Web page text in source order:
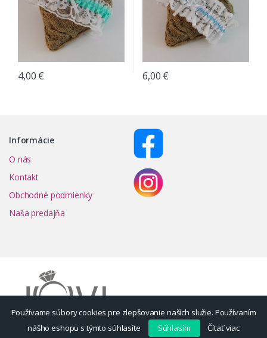
4,00 € 6,00 €
Informácie
O nás
Kontakt
Obchodné podmienky
Naša predajňa
Používame súbory cookies pre zlepšovanie naších služie. Používaním
nášho eshopu s týmto súhlasíte
Súhlasím Čítať viac